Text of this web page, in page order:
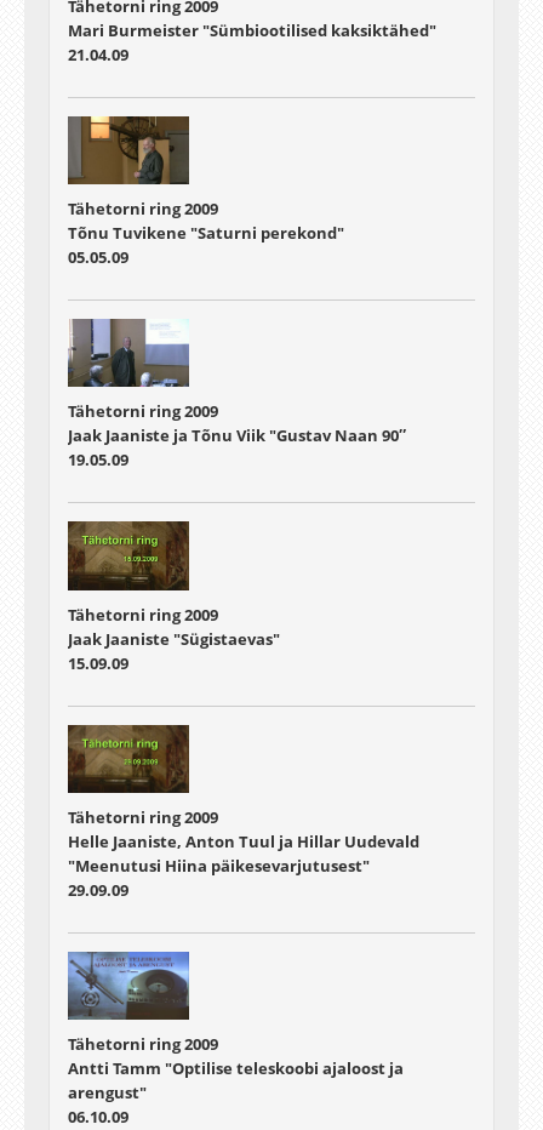
Tähetorni ring 2009
Mari Burmeister "Sümbiootilised kaksiktähed"
21.04.09
Tähetorni ring 2009
Tõnu Tuvikene "Saturni perekond"
05.05.09
Tähetorni ring 2009
Jaak Jaaniste ja Tõnu Viik "Gustav Naan 90″
19.05.09
Tähetorni ring 2009
Jaak Jaaniste "Sügistaevas"
15.09.09
Tähetorni ring 2009
Helle Jaaniste, Anton Tuul ja Hillar Uudevald
"Meenutusi Hiina päikesevarjutusest"
29.09.09
Tähetorni ring 2009
Antti Tamm "Optilise teleskoobi ajaloost ja
arengust"
06.10.09